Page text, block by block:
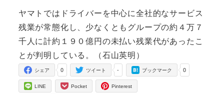
ヤマトではドライバーを中心に全社的なサービス
残業が常態化し、少なくともグループの約４万７
千人に計約１９０億円の未払い残業代があったこ
とが判明している。（石山英明）
0
シェア -
ツイート 0
ブックマーク
LINE Pocket Pinterest